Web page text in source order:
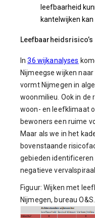
leefbaarheid
kantelwijken
In36 wijkanalyses
Nijmeegse wijken
vormt Nijmegen in
woonmilieu. Ook in
woon- en leefklimaat
bewoners een ruime
Maar als we in het
bovenstaande
gebieden identificeren
negatieve
Figuur: Wijken met
Nijmegen, bureau O&S.